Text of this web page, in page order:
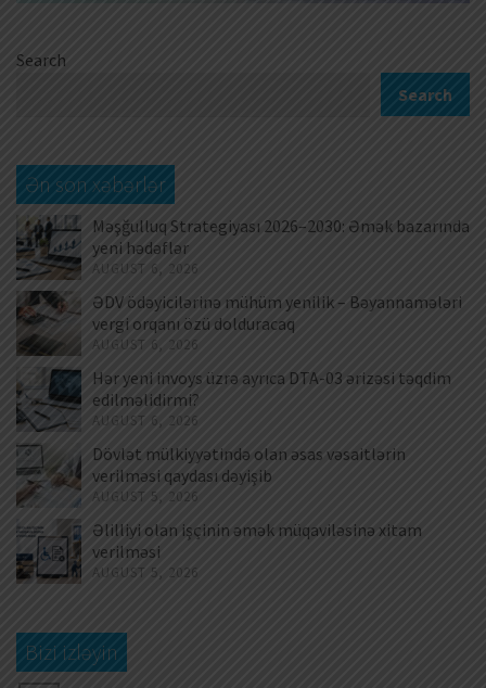
Search
Search
Ən son xəbərlər
Məşğulluq Strategiyası 2026–2030: Əmək bazarında
yeni hədəflər
AUGUST 6, 2026
ƏDV ödəyicilərinə mühüm yenilik – Bəyannamələri
vergi orqanı özü dolduracaq
AUGUST 6, 2026
Hər yeni invoys üzrə ayrıca DTA-03 ərizəsi təqdim
edilməlidirmi?
AUGUST 6, 2026
Dövlət mülkiyyətində olan əsas vəsaitlərin
verilməsi qaydası dəyişib
AUGUST 5, 2026
Əlilliyi olan işçinin əmək müqaviləsinə xitam
verilməsi
AUGUST 5, 2026
Bizi izləyin